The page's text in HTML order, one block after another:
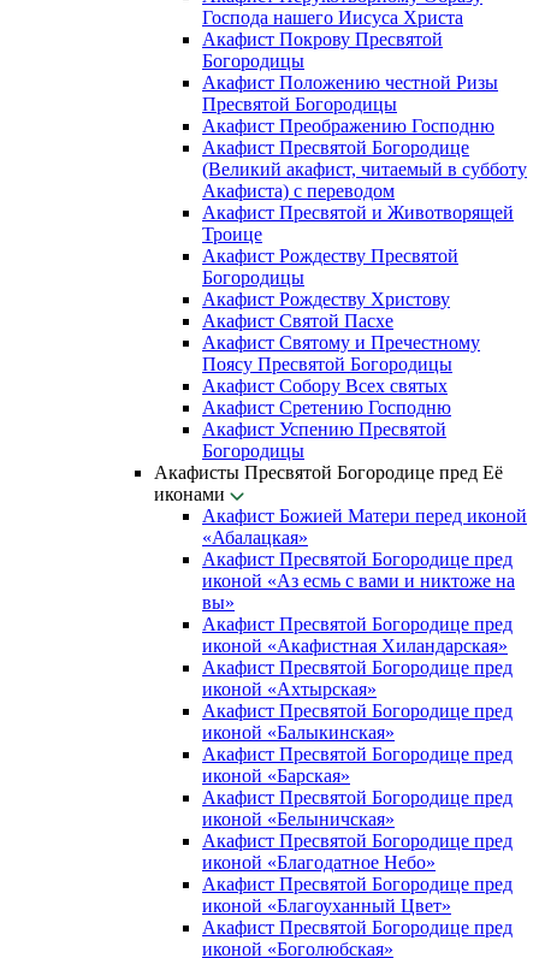
Господа нашего Иисуса Христа
Акафист Покрову Пресвятой
Богородицы
Акафист Положению честной Ризы
Пресвятой Богородицы
Акафист Преображению Господню
Акафист Пресвятой Богородице
(Великий акафист, читаемый в субботу
Акафиста) с переводом
Акафист Пресвятой и Животворящей
Троице
Акафист Рождеству Пресвятой
Богородицы
Акафист Рождеству Христову
Акафист Святой Пасхе
Акафист Святому и Пречестному
Поясу Пресвятой Богородицы
Акафист Собору Всех святых
Акафист Сретению Господню
Акафист Успению Пресвятой
Богородицы
Акафисты Пресвятой Богородице пред Её
иконами
Акафист Божией Матери перед иконой
«Абалацкая»
Акафист Пресвятой Богородице пред
иконой «Аз есмь с вами и никтоже на
вы»
Акафист Пресвятой Богородице пред
иконой «Акафистная Хиландарская»
Акафист Пресвятой Богородице пред
иконой «Ахтырская»
Акафист Пресвятой Богородице пред
иконой «Балыкинская»
Акафист Пресвятой Богородице пред
иконой «Барская»
Акафист Пресвятой Богородице пред
иконой «Белыничская»
Акафист Пресвятой Богородице пред
иконой «Благодатное Небо»
Акафист Пресвятой Богородице пред
иконой «Благоуханный Цвет»
Акафист Пресвятой Богородице пред
иконой «Боголюбская»